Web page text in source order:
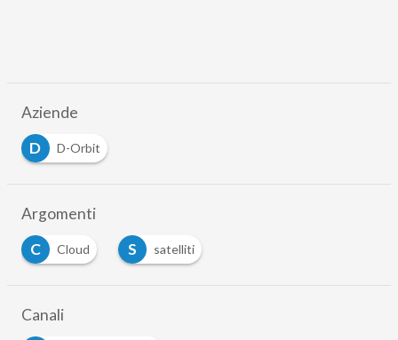
Aziende
D
D-Orbit
Argomenti
C
Cloud S satelliti
Canali